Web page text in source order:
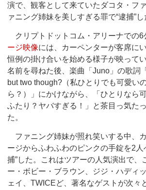
演で、観客として来ていたダコタ・フ
ァニング姉妹を美しすぎる罪で“逮捕”し
クリプトドットコム・アリーナでの6
ージ映像には、カーペンターが客席に
恒例の掛け合いを始める様子が映って
名前を尋ねた後、楽曲「Juno」の歌詞
but two though?（私ひとりでも可愛い
ら？）」にかけながら、「ひとりなら
ふたり？ヤバすぎる！」と茶目っ気た
た。
ファニング姉妹が照れ笑いする中、
ージからふわふわのピンクの手錠を2人
捕”した。これはツアーの人気演出で、
ー・ボビー・ブラウン、ジジ・ハディ
ェイ、TWICEど、著名なゲストが次々